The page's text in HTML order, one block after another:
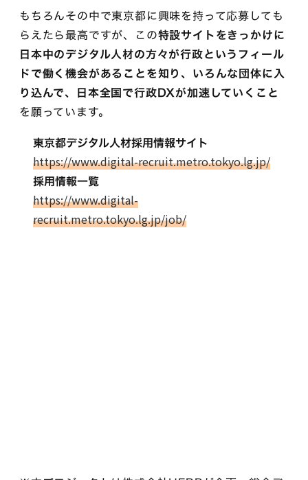
もちろんその中で東京都に興味を持って応募しても
らえたら最高ですが、この特設サイトをきっかけに
日本中のデジタル人材の方々が行政というフィール
ドで働く機会があることを知り、いろんな団体に入
り込んで、日本全国で行政DXが加速していくこと
を願っています。
東京都デジタル人材採用情報サイト
https://www.digital-recruit.metro.tokyo.lg.jp/
採用情報一覧
https://www.digital-
recruit.metro.tokyo.lg.jp/job/